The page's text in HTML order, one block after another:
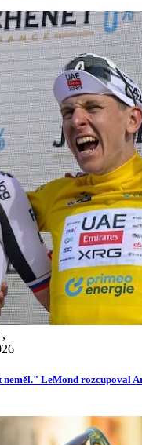
,
neměl." LeMond rozcupoval